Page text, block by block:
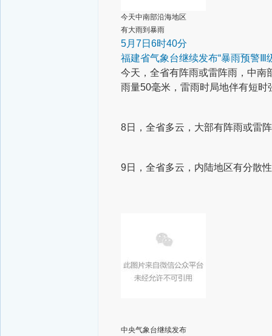
今天中南部沿海地区
有大雨到暴雨
5月7日6时40分
福建省气象台继续发布“暴雨预警Ⅲ
今天，全省有阵雨或雷阵雨，中南
雨量50毫米，雷雨时局地伴有短
8日，全省多云，大部有阵雨或雷
9日，全省多云，内陆地区有分散
中央气象台继续发布